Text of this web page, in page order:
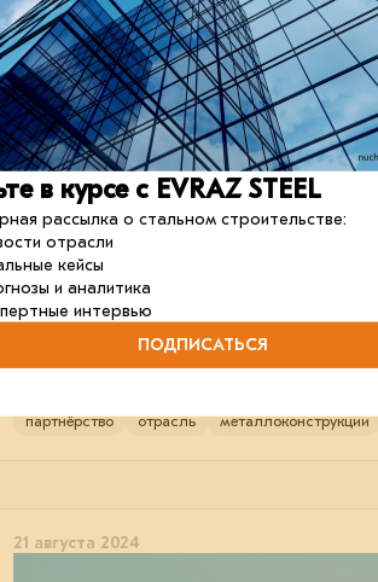
02 февраля 2026
Уникальный заказ в сжатые
сроки
катализатором технологического рывка для
EVRAZ STEEL BUILDING и ЗСК «Липецк».
партнёрство отрасль металлоконструкции
21 августа 2024
в курсе с EVRAZ STEEL
рассылка о стальном строительстве:
отрасли
кейсы
и аналитика
интервью
ПОДПИСАТЬСЯ